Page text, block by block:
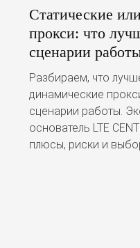
Статические
прокси: что
сценарии
Разбираем, что
динамические
сценарии работы.
основатель LTE
плюсы, риски и